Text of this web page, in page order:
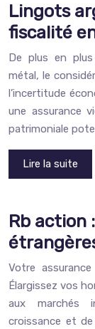
Lingots
fiscalité
De plus en plus
métal, le
l’incertitude
une assurance
patrimoniale
Lire la suite
Rb action
Votre
Élargissez vos
aux marchés
croissance et